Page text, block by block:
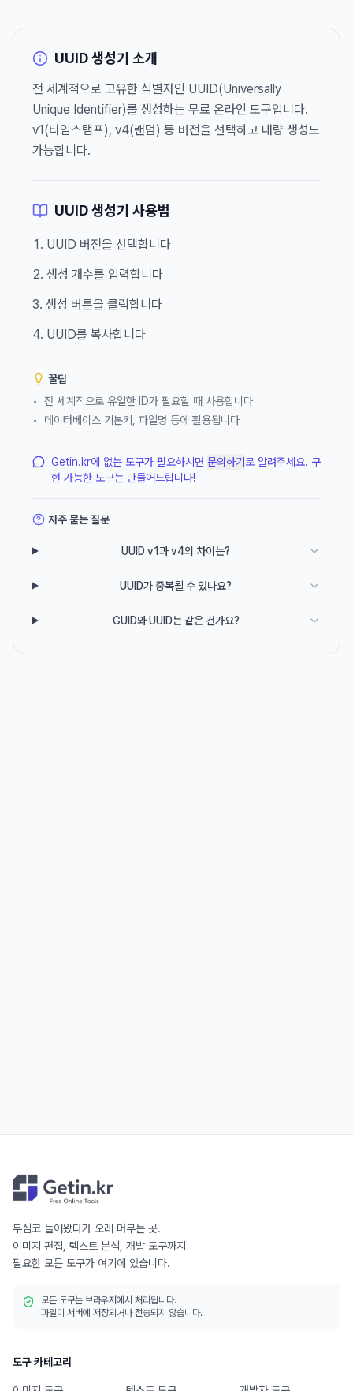
UUID 생성기 소개
전 세계적으로 고유한 식별자인 UUID(Universally
Unique Identifier)를 생성하는 무료 온라인 도구입니다.
v1(타임스탬프), v4(랜덤) 등 버전을 선택하고 대량 생성도
가능합니다.
UUID 생성기 사용법
UUID 버전을 선택합니다
생성 개수를 입력합니다
생성 버튼을 클릭합니다
UUID를 복사합니다
꿀팁
•
전 세계적으로 유일한 ID가 필요할 때 사용합니다
•
데이터베이스 기본키, 파일명 등에 활용됩니다
Getin.kr에 없는 도구가 필요하시면 문의하기 로 알려주세요. 구
현 가능한 도구는 만들어드립니다!
자주 묻는 질문
UUID v1과 v4의 차이는?
UUID가 중복될 수 있나요?
GUID와 UUID는 같은 건가요?
무심코 들어왔다가 오래 머무는 곳.
이미지 편집, 텍스트 분석, 개발 도구까지
필요한 모든 도구가 여기에 있습니다.
모든 도구는 브라우저에서 처리됩니다.
파일이 서버에 저장되거나 전송되지 않습니다.
도구 카테고리